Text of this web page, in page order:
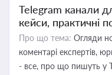
Telegram канали
кейси, практичні
Про що тема: Огляди
коментарі експертів,
- все, про що пишуть у